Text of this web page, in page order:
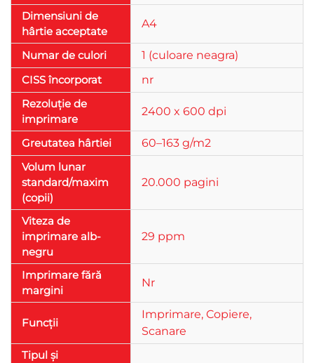
Dimensiuni de
hârtie acceptate
A4
Numar de culori
1 (culoare neagra)
CISS încorporat
nr
Rezoluție de
imprimare
2400 x 600 dpi
Greutatea hârtiei
60–163 g/m2
Volum lunar
standard/maxim
(copii)
20.000 pagini
Viteza de
imprimare alb-
negru
29 ppm
Imprimare fără
margini
Nr
Funcții
Imprimare, Copiere,
Scanare
Tipul și